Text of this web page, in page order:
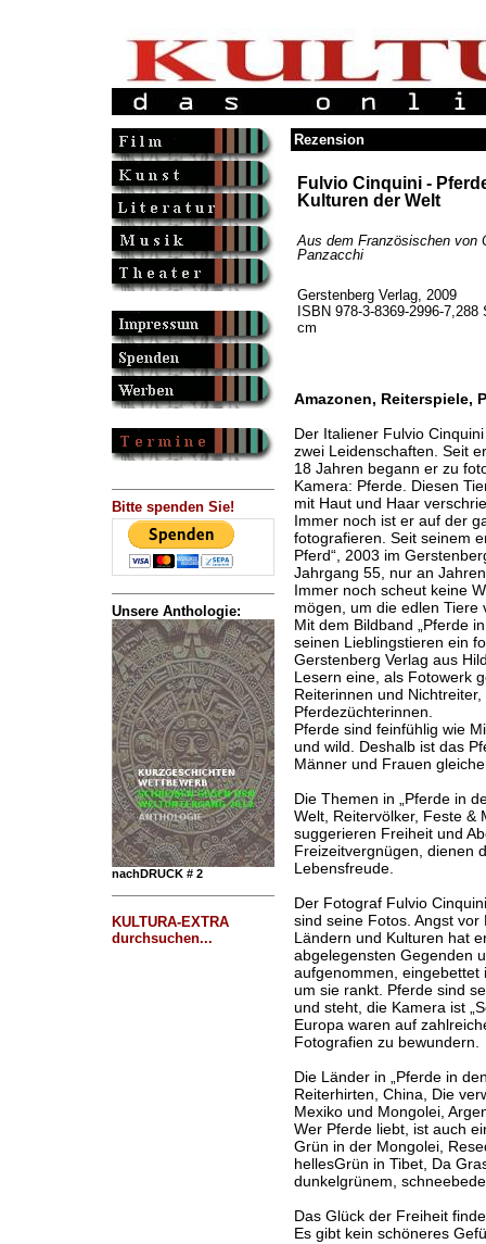
Bitte spenden Sie!
Unsere Anthologie:
nachDRUCK # 2
KULTURA-EXTRA
durchsuchen...
Rezension
Fulvio Cinquini -
Kulturen der Welt
Aus dem Französischen von
Panzacchi
Gerstenberg Verlag, 2009
ISBN 978-3-8369-2996-7,288
cm
Amazonen, Reiterspiele,
Der Italiener Fulvio
zwei Leidenschaften. Seit
18 Jahren begann er zu
Kamera: Pferde. Diesen
mit Haut und Haar
Immer noch ist er auf der
fotografieren. Seit seinem
Pferd“, 2003 im
Jahrgang 55, nur an
Immer noch scheut keine
mögen, um die edlen Tiere
Mit dem Bildband „Pferde
seinen Lieblingstieren ein
Gerstenberg Verlag aus
Lesern eine, als Fotowerk
Reiterinnen und
Pferdezüchterinnen.
Pferde sind feinfühlig wie
und wild. Deshalb ist das
Männer und Frauen
Die Themen in „Pferde in
Welt, Reitervölker, Feste &
suggerieren Freiheit und
Freizeitvergnügen, dienen
Lebensfreude.
Der Fotograf Fulvio
sind seine Fotos. Angst
Ländern und Kulturen hat
abgelegensten Gegenden
aufgenommen, eingebettet
um sie rankt. Pferde sind
und steht, die Kamera ist
Europa waren auf
Fotografien zu bewundern.
Die Länder in „Pferde in
Reiterhirten, China, Die
Mexiko und Mongolei,
Wer Pferde liebt, ist auch
Grün in der Mongolei,
hellesGrün in Tibet, Da
dunkelgrünem,
Das Glück der Freiheit
Es gibt kein schöneres